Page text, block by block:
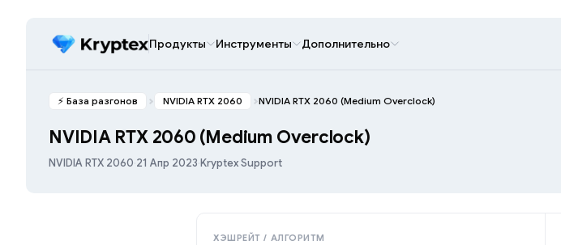
Продукты Инструменты Дополнительно
⚡️ База разгонов NVIDIA RTX 2060 NVIDIA RTX 2060 (Medium Overclock)
NVIDIA RTX 2060 (Medium Overclock)
NVIDIA RTX 2060·21 Апр 2023·Kryptex Support
ХЭШРЕЙТ / АЛГОРИТМ